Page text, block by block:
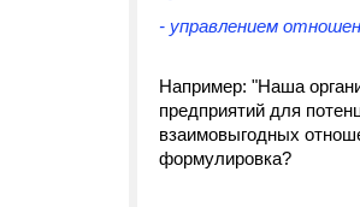
- управлением
Например: "Наша
предприятий для
взаимовыгодных
формулировка?